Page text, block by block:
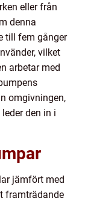
eller från
denna
till fem gånger
vilket
arbetar med
omgivningen,
den in i
jämfört med
framträdande